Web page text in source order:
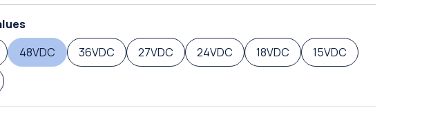
48VDC 36VDC 27VDC 24VDC 18VDC
15VDC